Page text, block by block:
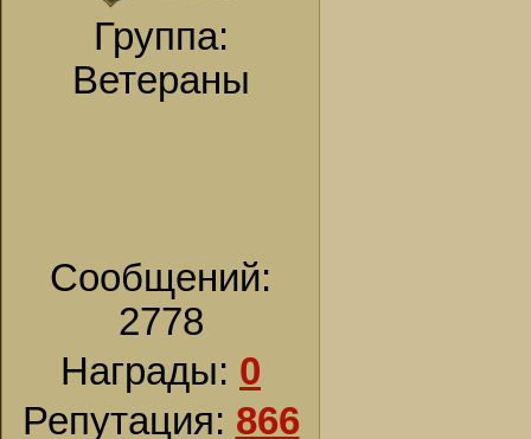
Группа:
Ветераны
Сообщений:
2778
Награды: 0
Репутация: 866